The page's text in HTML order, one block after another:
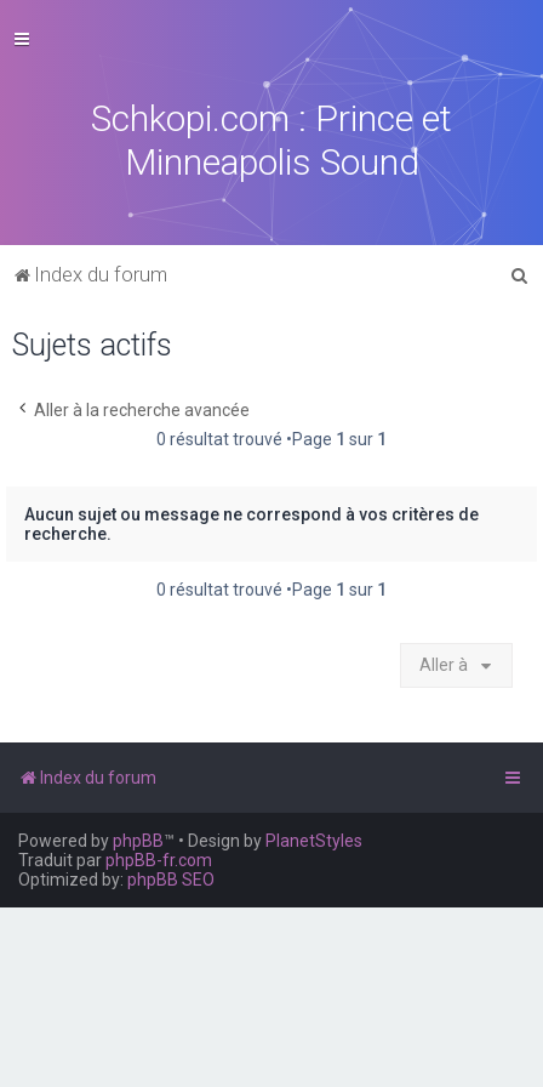
Schkopi.com : Prince et
Minneapolis Sound
Index du forum
Sujets actifs
Aller à la recherche avancée
0 résultat trouvé •Page 1 sur 1
Aucun sujet ou message ne correspond à vos critères de
recherche.
0 résultat trouvé •Page 1 sur 1
Aller à
Index du forum
Powered byphpBB™ • Design by PlanetStyles
Traduit parphpBB-fr.com
Optimized by: phpBB SEO